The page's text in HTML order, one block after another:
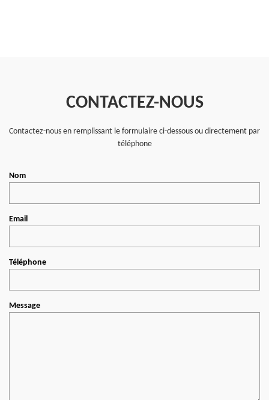
CONTACTEZ-NOUS
Contactez-nous en remplissant le formulaire ci-dessous ou directement par
téléphone
Nom
Email
Téléphone
Message